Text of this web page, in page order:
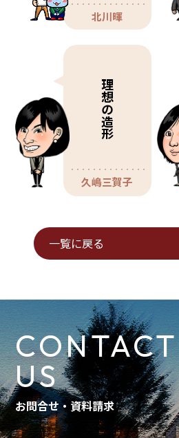
北川暉
理想の造形
久嶋三賀子
一覧に戻る
CONTACT
US
お問合せ・資料請求